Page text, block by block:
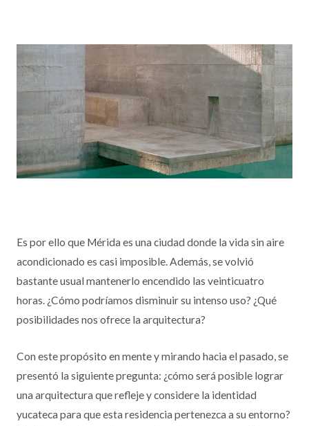
Es por ello que Mérida es una ciudad donde la vida sin aire
acondicionado es casi imposible. Además, se volvió
bastante usual mantenerlo encendido las veinticuatro
horas. ¿Cómo podríamos disminuir su intenso uso? ¿Qué
posibilidades nos ofrece la arquitectura?
Con este propósito en mente y mirando hacia el pasado, se
presentó la siguiente pregunta: ¿cómo será posible lograr
una arquitectura que refleje y considere la identidad
yucateca para que esta residencia pertenezca a su entorno?